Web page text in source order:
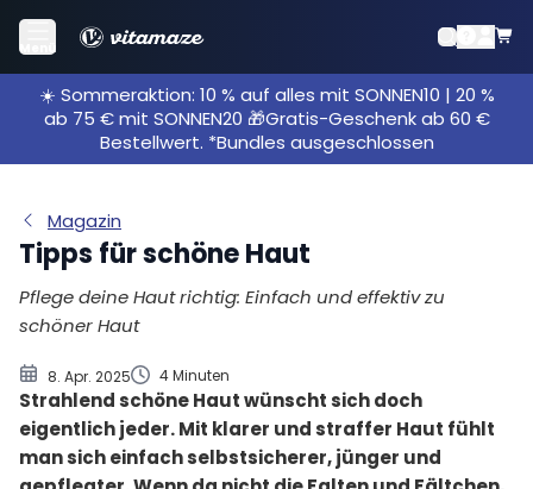
Menü
☀️ Sommeraktion: 10 % auf alles mit SONNEN10 | 20 %
ab 75 € mit SONNEN20 🎁Gratis-Geschenk ab 60 €
Bestellwert. *Bundles ausgeschlossen
Magazin
Tipps für schöne Haut
Pflege deine Haut richtig: Einfach und effektiv zu
schöner Haut
8. Apr. 2025 4 Minuten
Strahlend schöne Haut wünscht sich doch
eigentlich jeder. Mit klarer und straffer Haut fühlt
man sich einfach selbstsicherer, jünger und
Pflege für gesunde Haut
Sonnenschutz gegen vorzeitige Hautalterung
Gesunde Haut durch Sport
Schöne Haut im Schlaf
Hautprobleme? - Schädliche Lebensmittel meiden
Gesunde Ernährung für eine gesunde Haut
Wertvolle Vitamine, Mineralstoffe und
Antioxidantien – unsere Produktauswahl